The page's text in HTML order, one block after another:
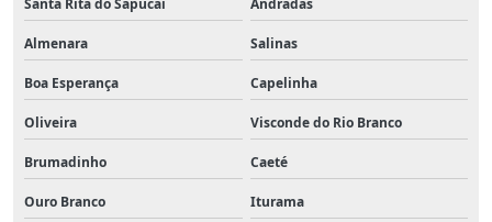
Almenara Salinas
Boa Esperança Capelinha
Oliveira Visconde do Rio Branco
Brumadinho Caeté
Ouro Branco Iturama